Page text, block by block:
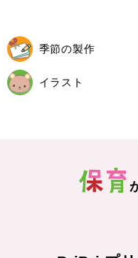
季節の製作
イラスト